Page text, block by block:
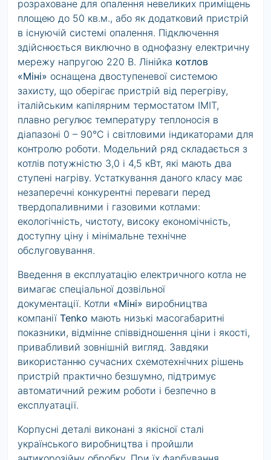
розраховане для опалення невеликих приміщень
площею до 50 кв.м., або як додатковий пристрій
в існуючій системі опалення. Підключення
здійснюється виключно в однофазну електричну
мережу напругою 220 В. Лінійка котлов
«Міні» оснащена двоступеневої системою
захисту, що оберігає пристрій від перегріву,
італійським капілярним термостатом IMIT,
плавно регулює температуру теплоносія в
діапазоні 0 – 90°С і світловими індикаторами для
контролю роботи. Модельний ряд складається з
котлів потужністю 3,0 і 4,5 кВт, які мають два
ступені нагріву. Устаткування даного класу має
незаперечні конкурентні переваги перед
твердопаливними і газовими котлами:
екологічність, чистоту, високу економічність,
доступну ціну і мінімальне технічне
обслуговування.
Введення в експлуатацію електричного котла не
вимагає спеціальної дозвільної
документації. Котли «Міні» виробництва
компанії Tenko мають низькі масогабаритні
показники, відмінне співвідношення ціни і якості,
привабливий зовнішній вигляд. Завдяки
використанню сучасних схемотехнічних рішень
пристрій практично безшумно, підтримує
автоматичний режим роботи і безпечно в
експлуатації.
Корпусні деталі виконані з якісної сталі
українського виробництва і пройшли